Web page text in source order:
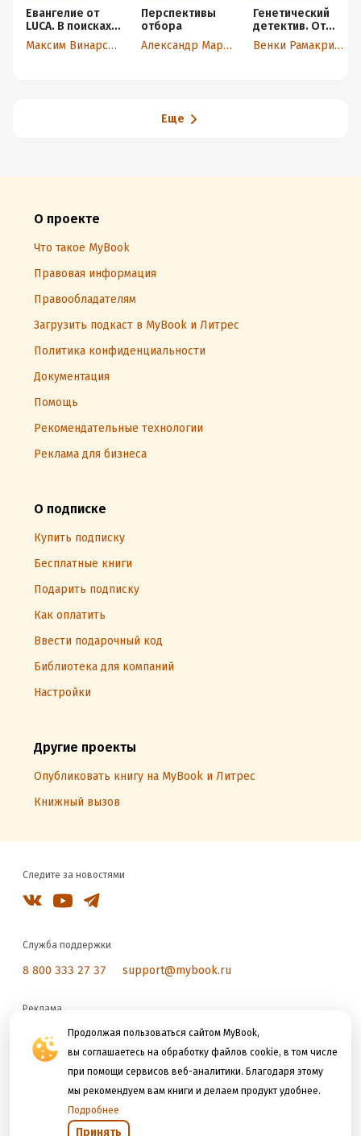
Продолжая пользоваться сайтом MyBook,
вы соглашаетесь на обработку файлов cookie, в том числе
при помощи сервисов веб-аналитики. Благодаря этому
мы рекомендуем вам книги и делаем продукт удобнее.
Подробнее
Принять
Евангелие от
LUCA. В поисках
родословной
животного мира
Максим Винарский
Перспективы
отбора
Александр Марков
Генетический
детектив. От
исследования
рибосомы к
Венки Рамакришнан
Еще
О проекте
Что такое MyBook
Правовая информация
Правообладателям
Загрузить подкаст в MyBook и Литрес
Политика конфиденциальности
Документация
Помощь
Рекомендательные технологии
Реклама для бизнеса
О подписке
Купить подписку
Бесплатные книги
Подарить подписку
Как оплатить
Ввести подарочный код
Библиотека для компаний
Настройки
Другие проекты
Опубликовать книгу на MyBook и Литрес
Книжный вызов
Следите за новостями
Служба поддержки
8 800 333 27 37 support@mybook.ru
Реклама
reklama@litres.ru
Мы принимаем к оплате